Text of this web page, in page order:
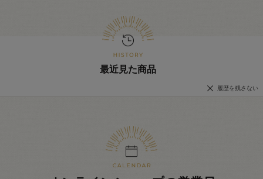
最近見た商品
履歴を残さない